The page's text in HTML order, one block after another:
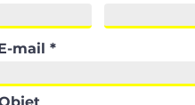
mail